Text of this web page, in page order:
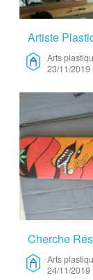
Arts
23/11/2019
Arts
24/11/2019